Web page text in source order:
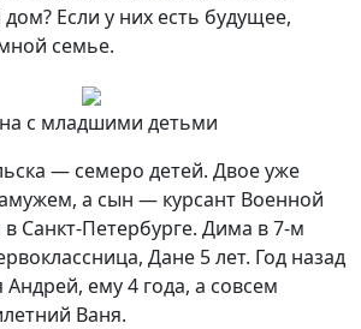
Если у них есть будущее,
семье.
с младшими детьми
— семеро детей. Двое уже
а сын — курсант Военной
Санкт-Петербурге. Дима в 7-м
Дане 5 лет. Год назад
ему 4 года, а совсем
Ваня.